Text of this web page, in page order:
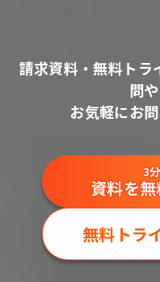
請求資料・無料ト
問
お気軽にお
3
資料を
無料トラ